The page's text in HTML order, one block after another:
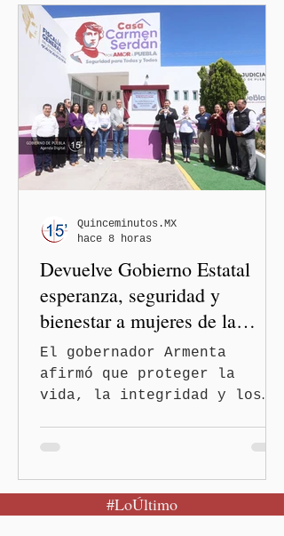
aseguró que en México no
existe un brote activo de
ciclosporiasis, luego de
los recientes reportes de
casos en Estados Unidos y
de viajeros del Reino Unido
que visitaron territorio
mexicano. A través de un
mensaje difundido en redes
informó que la Secretaría
de Salud activó de mane
Devuelve Gobierno Estatal
esperanza, seguridad y
bienestar a mujeres de la
periferia urbana
El gobernador Armenta
afirmó que proteger la
vida, la integridad y los
Puebla, Pue.-Cuando una
mujer encuentra un lugar
Quinceminutos.MX
hace 8 horas
#LoÚltimo